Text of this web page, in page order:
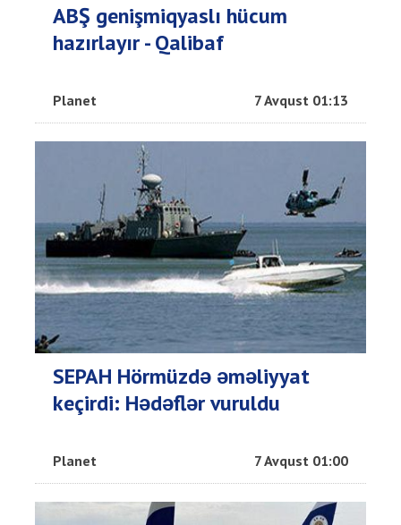
ABŞ genişmiqyaslı hücum
hazırlayır - Qalibaf
Planet 7 Avqust 01:13
SEPAH Hörmüzdə əməliyyat
keçirdi: Hədəflər vuruldu
Planet 7 Avqust 01:00